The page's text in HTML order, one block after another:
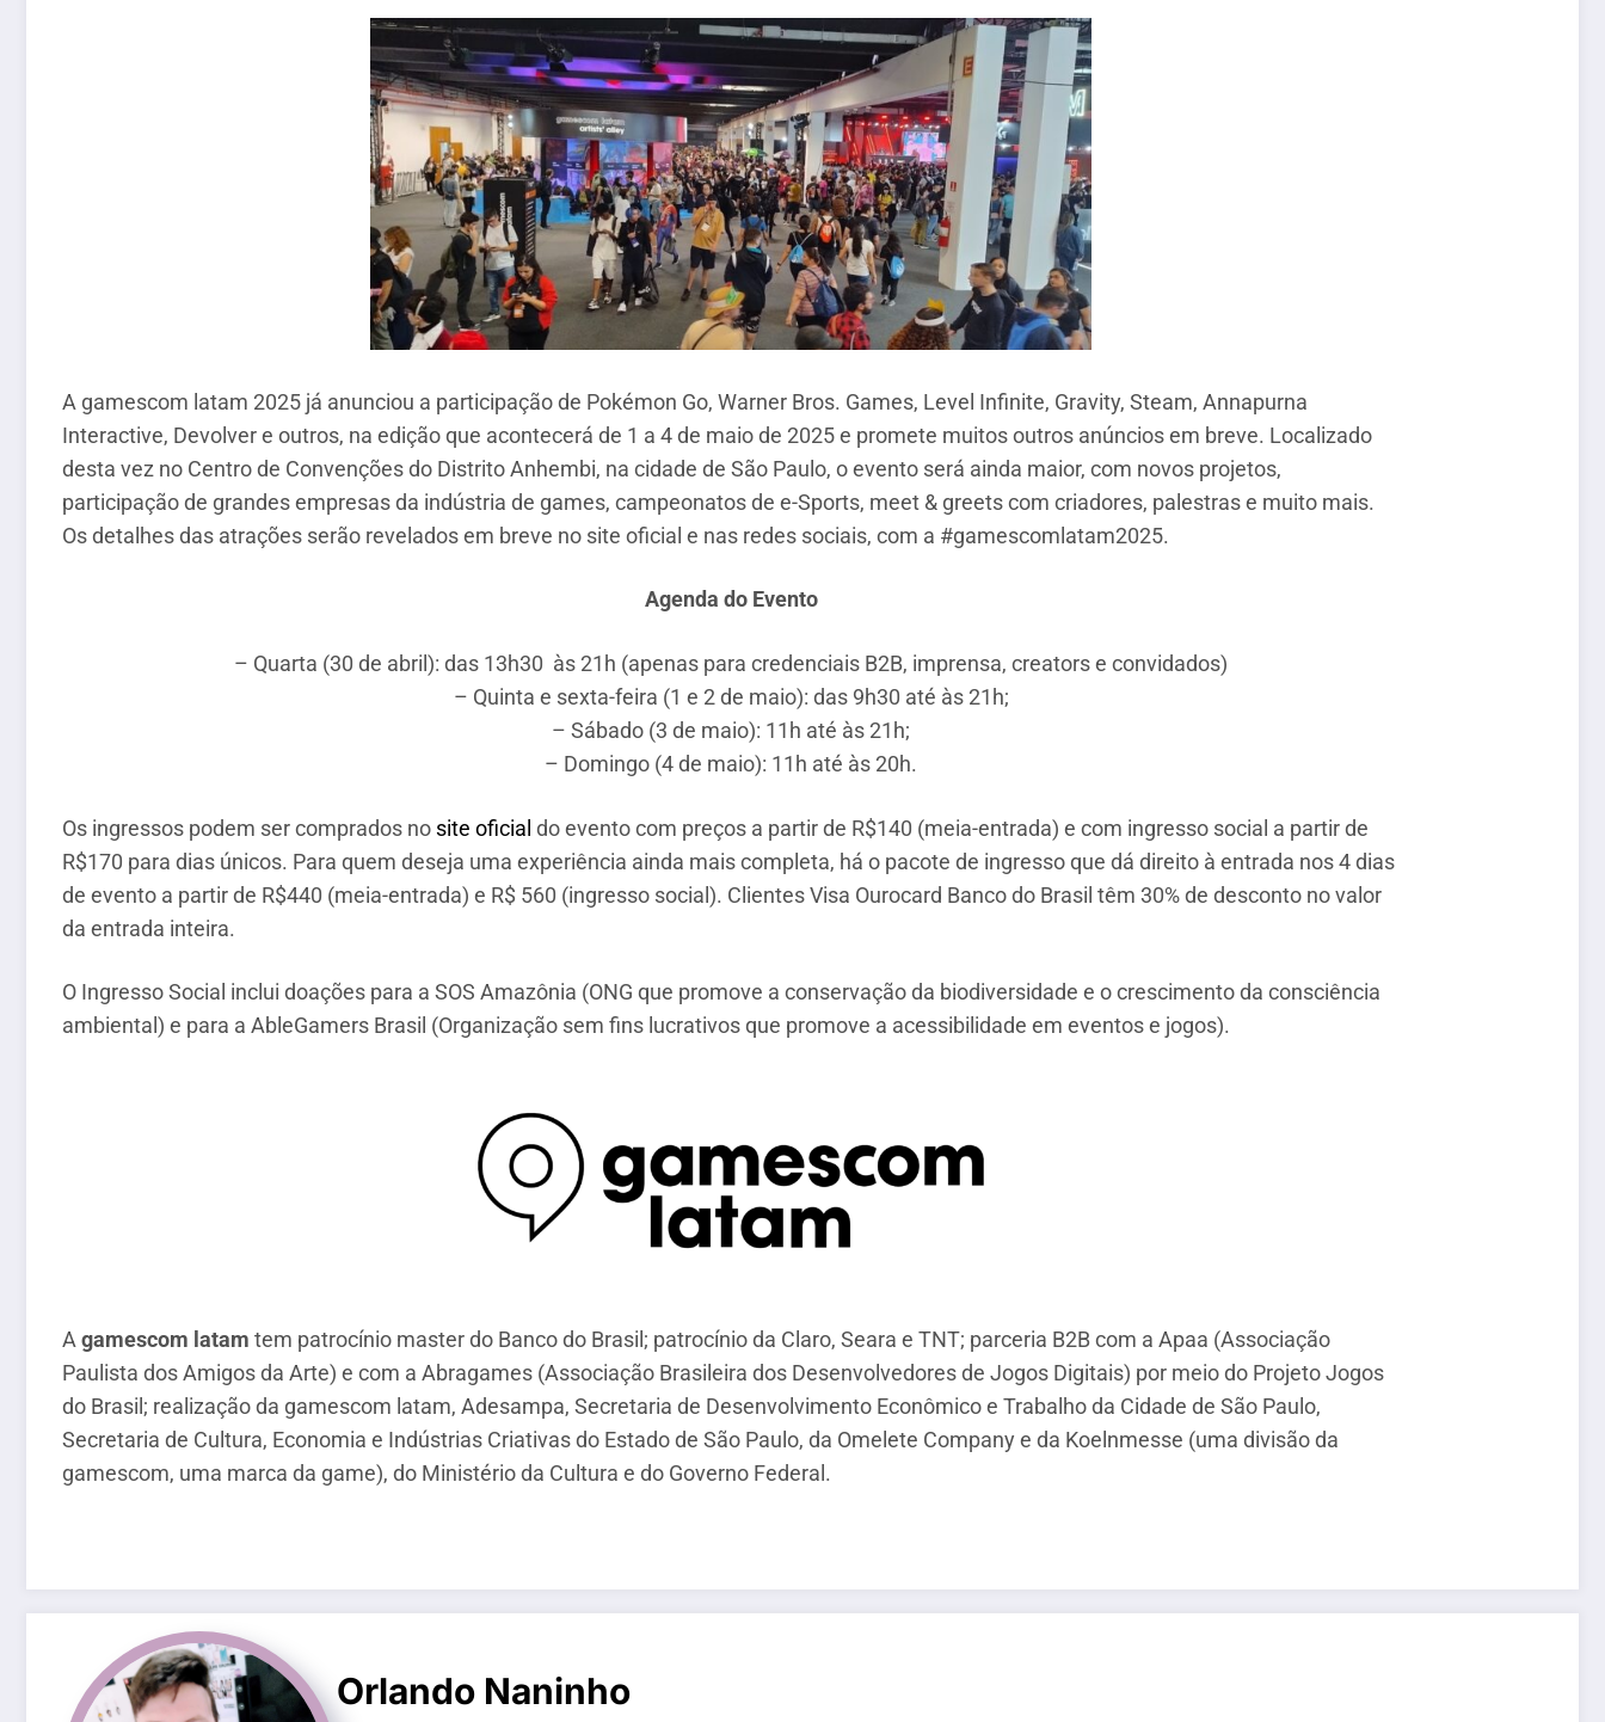
A gamescom latam 2025 já anunciou a participação de Pokémon Go, Warner Bros. Games, Level Infinite, Gravity, Steam, Annapurna
Interactive, Devolver e outros, na edição que acontecerá de 1 a 4 de maio de 2025 e promete muitos outros anúncios em breve. Localizado
desta vez no Centro de Convenções do Distrito Anhembi, na cidade de São Paulo, o evento será ainda maior, com novos projetos,
participação de grandes empresas da indústria de games, campeonatos de e-Sports, meet & greets com criadores, palestras e muito mais.
Os detalhes das atrações serão revelados em breve no site oficial e nas redes sociais, com a #gamescomlatam2025.
Agenda do Evento
– Quarta (30 de abril): das 13h30 às 21h (apenas para credenciais B2B, imprensa, creators e convidados)
– Quinta e sexta-feira (1 e 2 de maio): das 9h30 até às 21h;
– Sábado (3 de maio): 11h até às 21h;
– Domingo (4 de maio): 11h até às 20h.
Os ingressos podem ser comprados no site oficial do evento com preços a partir de R$140 (meia-entrada) e com ingresso social a partir de
R$170 para dias únicos. Para quem deseja uma experiência ainda mais completa, há o pacote de ingresso que dá direito à entrada nos 4 dias
de evento a partir de R$440 (meia-entrada) e R$ 560 (ingresso social). Clientes Visa Ourocard Banco do Brasil têm 30% de desconto no valor
da entrada inteira.
O Ingresso Social inclui doações para a SOS Amazônia (ONG que promove a conservação da biodiversidade e o crescimento da consciência
ambiental) e para a AbleGamers Brasil (Organização sem fins lucrativos que promove a acessibilidade em eventos e jogos).
A gamescom latam tem patrocínio master do Banco do Brasil; patrocínio da Claro, Seara e TNT; parceria B2B com a Apaa (Associação
Paulista dos Amigos da Arte) e com a Abragames (Associação Brasileira dos Desenvolvedores de Jogos Digitais) por meio do Projeto Jogos
do Brasil; realização da gamescom latam, Adesampa, Secretaria de Desenvolvimento Econômico e Trabalho da Cidade de São Paulo,
Secretaria de Cultura, Economia e Indústrias Criativas do Estado de São Paulo, da Omelete Company e da Koelnmesse (uma divisão da
gamescom, uma marca da game), do Ministério da Cultura e do Governo Federal.
Orlando Naninho